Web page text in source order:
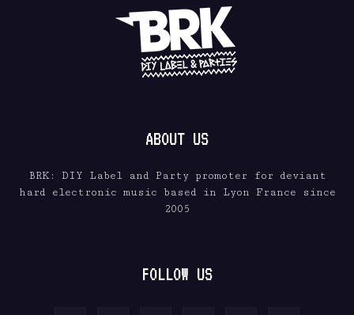
ABOUT US
BRK: DIY Label and Party promoter for deviant
hard electronic music based in Lyon France since
2005
FOLLOW US